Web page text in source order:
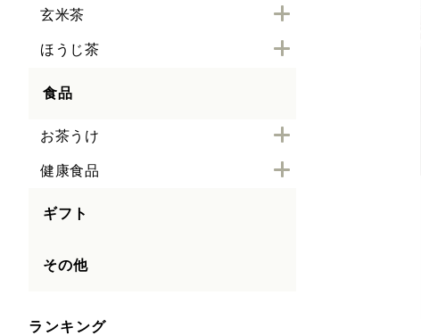
玄米茶
ほうじ茶
食品
お茶うけ
健康食品
ギフト
その他
ランキング